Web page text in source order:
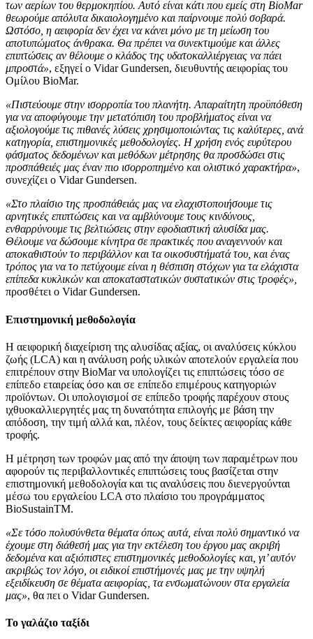
των αερίων του θερμοκηπίου. Αυτό είναι κάτι που εμείς στη BioMar
θεωρούμε απόλυτα δικαιολογημένο και παίρνουμε πολύ σοβαρά.
Ωστόσο, η αειφορία δεν έχει να κάνει μόνο με τη μείωση του
αποτυπώματος άνθρακα. Θα πρέπει να συνεκτιμούμε και άλλες
επιπτώσεις αν θέλουμε ο κλάδος της υδατοκαλλιέργειας να πάει
μπροστά», εξηγεί ο Vidar Gundersen, διευθυντής αειφορίας του
Ομίλου BioMar.
«Πιστεύουμε στην ισορροπία του πλανήτη. Απαραίτητη προϋπόθεση
για να αποφύγουμε την μετατόπιση του προβλήματος είναι να
αξιολογούμε τις πιθανές λύσεις χρησιμοποιώντας τις καλύτερες, ανά
κατηγορία, επιστημονικές μεθοδολογίες. Η χρήση ενός ευρύτερου
φάσματος δεδομένων και μεθόδων μέτρησης θα προσδώσει στις
προσπάθειές μας έναν πιο ισορροπημένο και ολιστικό χαρακτήρα»,
συνεχίζει ο Vidar Gundersen.
«Στο πλαίσιο της προσπάθειάς μας να ελαχιστοποιήσουμε τις
αρνητικές επιπτώσεις και να αμβλύνουμε τους κινδύνους,
ενθαρρύνουμε τις βελτιώσεις στην εφοδιαστική αλυσίδα μας.
Θέλουμε να δώσουμε κίνητρα σε πρακτικές που αναγεννούν και
αποκαθιστούν το περιβάλλον και τα οικοσυστήματά του, και ένας
τρόπος για να το πετύχουμε είναι η θέσπιση στόχων για τα ελάχιστα
επίπεδα κυκλικών και αποκαταστατικών συστατικών στις τροφές»,
προσθέτει ο Vidar Gundersen.
Επιστημονική μεθοδολογία
Η αειφορική διαχείριση της αλυσίδας αξίας, οι αναλύσεις κύκλου
ζωής (LCA) και η ανάλυση ροής υλικών αποτελούν εργαλεία που
επιτρέπουν στην BioMar να υπολογίζει τις επιπτώσεις τόσο σε
επίπεδο εταιρείας όσο και σε επίπεδο επιμέρους κατηγοριών
προϊόντων. Οι υπολογισμοί σε επίπεδο τροφής παρέχουν στους
ιχθυοκαλλιεργητές μας τη δυνατότητα επιλογής με βάση την
απόδοση, την τιμή αλλά και, πλέον, τους δείκτες αειφορίας κάθε
τροφής.
Η μέτρηση των τροφών μας από την άποψη των παραμέτρων που
αφορούν τις περιβαλλοντικές επιπτώσεις τους βασίζεται στην
επιστημονική μεθοδολογία και τις αναλύσεις που διενεργούνται
μέσω του εργαλείου LCA στο πλαίσιο του προγράμματος
BioSustainTM.
«Σε τόσο πολυσύνθετα θέματα όπως αυτά, είναι πολύ σημαντικό να
έχουμε στη διάθεσή μας για την εκτέλεση του έργου μας ακριβή
δεδομένα και αξιόπιστες επιστημονικές μεθοδολογίες και, γι’ αυτόν
ακριβώς τον λόγο, οι ειδικοί επιστήμονές μας με την υψηλή
εξειδίκευση σε θέματα αειφορίας, τα ενσωματώνουν στα εργαλεία
μας», θα πει ο Vidar Gundersen.
Το γαλάζιο ταξίδι